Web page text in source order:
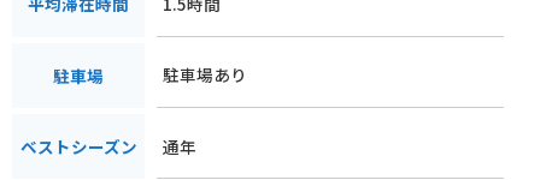
駐車場 駐車場あり
ベストシーズン 通年